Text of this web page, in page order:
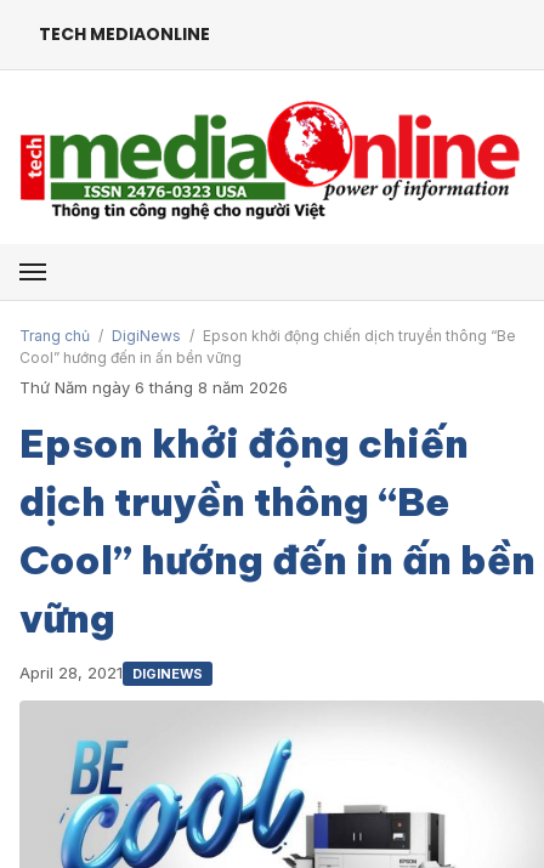
TECH MEDIAONLINE
Mở menu
Trang chủ / DigiNews / Epson khởi động chiến dịch truyền thông “Be
Cool” hướng đến in ấn bền vững
Thứ Năm ngày 6 tháng 8 năm 2026
Epson khởi động chiến
dịch truyền thông “Be
Cool” hướng đến in ấn bền
vững
April 28, 2021 DIGINEWS